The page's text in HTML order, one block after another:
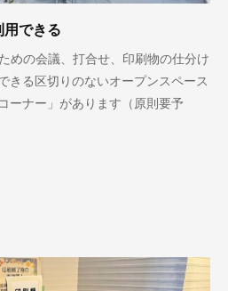
できる
めの会議、打合せ、印刷物の仕分け
きる区切りのないオープンスペース
ーナー」があります（原則要予